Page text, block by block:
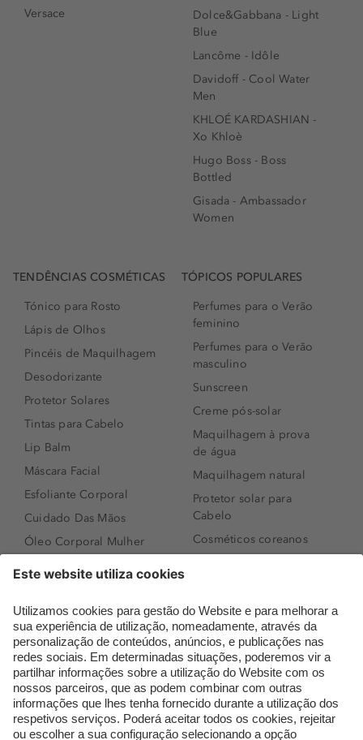
Versace
Dolce&Gabbana - Light
Blue
Lancôme - Idôle
Davidoff - Cool Water
Men
KHLOÉ KARDASHIAN -
Xo Khloè
Hugo Boss - Boss
Bottled
Gisada - Ambassador
Women
TENDÊNCIAS COSMÉTICAS
Tónico para Rosto
Lápis de Olhos
Pincéis de Maquilhagem
Desodorizante
Protetor Solares
Tintas para Cabelo
Lip Balm
Máscara Facial
Esfoliante Corporal
Cuidado Das Mãos
Óleo Corporal Mulher
Sérum de Rosto
Body mist & Spray
corporal
Produtos para Cabelo
Homem
Espuma de Limpeza
Facial
TÓPICOS POPULARES
Perfumes para o Verão
feminino
Perfumes para o Verão
masculino
Sunscreen
Creme pós-solar
Maquilhagem à prova
de água
Maquilhagem natural
Protetor solar para
Cabelo
Cosméticos coreanos
Perfumes árabes
Novidades
Melhores Perfumes
Femininos
TOP 10: Perfumes
Masculinos
Pestanas Postiças